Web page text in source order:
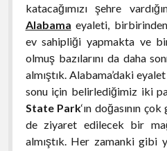
katacağımızı şehre
Alabama eyaleti,
ev sahipliği yapmakta ve
olmuş bazılarını da daha
almıştık. Alabama’daki
sonu için belirlediğimiz iki
State Park‘ın doğasının
de ziyaret edilecek bir
almıştık. Her zamanki gibi